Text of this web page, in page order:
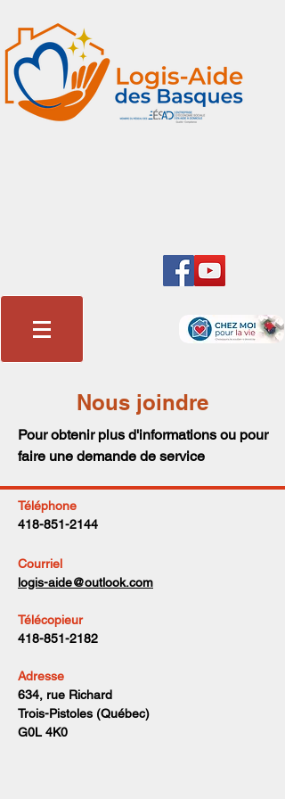
Nous joindre
Téléphone
418-851-2144
Courriel
logis-aide@outlook.com
Télécopieur
418-851-2182
Adresse
634, rue Richard
Trois-Pistoles (Québec)
G0L 4K0
Pour obtenir plus d'informations ou pour
faire une demande de service